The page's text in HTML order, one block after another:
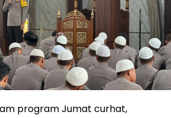
program Jumat curhat,